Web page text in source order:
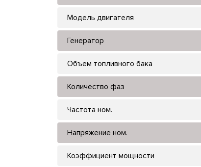
Модель двигателя
Генератор
Объем топливного бака
Количество фаз
Частота ном.
Напряжение ном.
Коэффициент мощности